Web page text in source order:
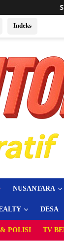
Rumah Event
Indeks
NUSANTARA
DESA
POLISI TV